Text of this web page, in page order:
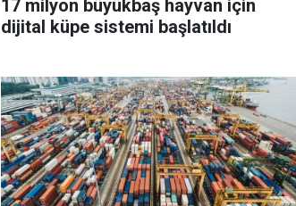
17 milyon büyükbaş hayvan için
dijital küpe sistemi başlatıldı